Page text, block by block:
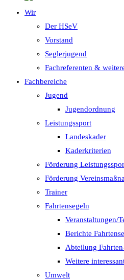
Wir
Der HSeV
Vorstand
Seglerjugend
Fachreferenten &
Fachbereiche
Jugend
Jugendordnung
Leistungssport
Landeskader
Kaderkriterien
Förderung
Förderung
Trainer
Fahrtensegeln
Veranstaltungen/
Berichte
Abteilung
Weitere
Umwelt